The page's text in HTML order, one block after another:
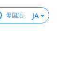
母国語: JA